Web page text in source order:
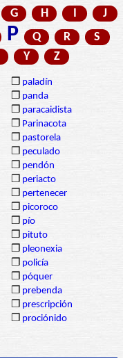
G H I
J
P Q R
S
Y Z
❒ paladín
❒ panda
❒ paracaidista
❒ Parinacota
❒ pastorela
❒ peculado
❒ pendón
❒ periacto
❒ pertenecer
❒ picoroco
❒ pío
❒ pituto
❒ pleonexia
❒ policía
❒ póquer
❒ prebenda
❒ prescripción
❒ prociónido